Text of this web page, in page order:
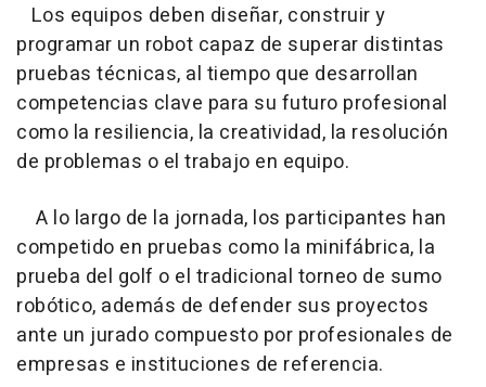
Los equipos deben diseñar, construir y
programar un robot capaz de superar distintas
pruebas técnicas, al tiempo que desarrollan
competencias clave para su futuro profesional
como la resiliencia, la creatividad, la resolución
de problemas o el trabajo en equipo.
A lo largo de la jornada, los participantes han
competido en pruebas como la minifábrica, la
prueba del golf o el tradicional torneo de sumo
robótico, además de defender sus proyectos
ante un jurado compuesto por profesionales de
empresas e instituciones de referencia.